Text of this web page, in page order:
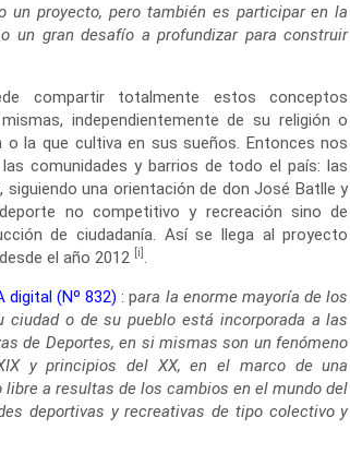
proyecto, pero también es participar en la
un gran desafío a profundizar para construir
compartir totalmente estos conceptos
independientemente de su religión o
la que cultiva en sus sueños. Entonces nos
comunidades y barrios de todo el país: las
siguiendo una orientación de don José Batlle y
no competitivo y recreación sino de
de ciudadanía. Así se llega al proyecto
el año 2012 [i]
digital (Nº 832) : para la enorme mayoría de los
ciudad o de su pueblo está incorporada a las
de Deportes, en si mismas son un fenómeno
y principios del XX, en el marco de una
a resultas de los cambios en el mundo del
deportivas y recreativas de tipo colectivo y